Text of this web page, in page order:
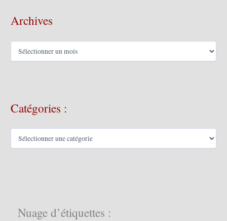
Archives
A
e
Catégories :
Nuage d’étiquettes :